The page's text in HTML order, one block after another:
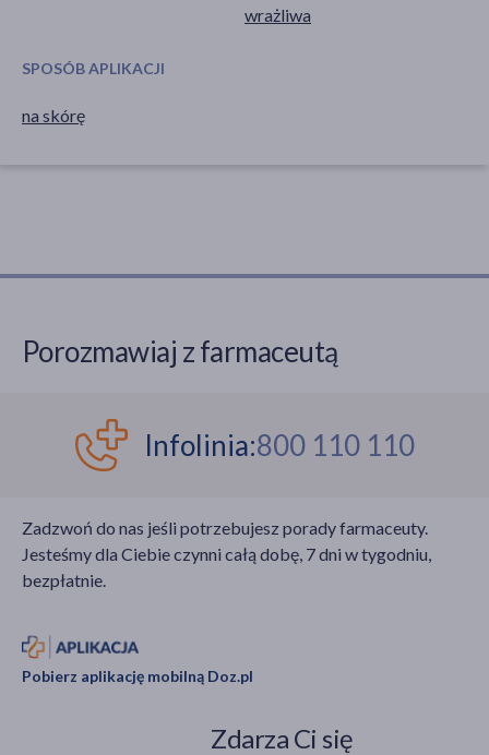
wrażliwa
SPOSÓB APLIKACJI
na skórę
Porozmawiaj z farmaceutą
Infolinia:800 110 110
Zadzwoń do nas jeśli potrzebujesz porady farmaceuty.
Jesteśmy dla Ciebie czynni całą dobę, 7 dni w tygodniu,
bezpłatnie.
Pobierz aplikację mobilną Doz.pl
Zdarza Ci się